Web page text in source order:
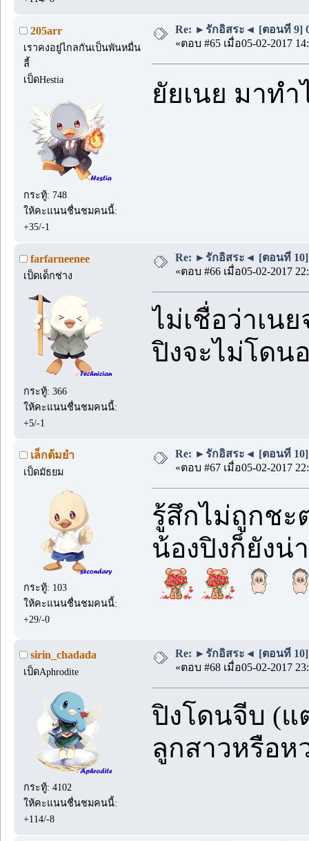
205arr
เราคงอยู่ไกลกันเป็นพันหมื่น
ลี้
เป็ดHestia
กระทู้: 748
ให้คะแนนชื่นชมคนนี้:
+35/-1
Re: ►รักอิสระ◄ [ตอนที่ 9]
«ตอบ #65 เมื่อ05-02-2017
ยัยเนย มาท
farfarneenee
เป็ดเด็กช่าง
กระทู้: 366
ให้คะแนนชื่นชมคนนี้:
+5/-1
Re: ►รักอิสระ◄ [ตอนที่ 10]
«ตอบ #66 เมื่อ05-02-2017
ไม่เชื่อว่าเน
ปิงจะไม่โดน
เล็กต้มยำ
เป็ดมัธยม
กระทู้: 103
ให้คะแนนชื่นชมคนนี้:
+29/-0
Re: ►รักอิสระ◄ [ตอนที่ 10]
«ตอบ #67 เมื่อ05-02-2017
รู้สึกไม่ถูกชะ
น้องปิงก็ยังน่
sirin_chadada
เป็ดAphrodite
กระทู้: 4102
ให้คะแนนชื่นชมคนนี้:
+114/-8
Re: ►รักอิสระ◄ [ตอนที่ 10]
«ตอบ #68 เมื่อ05-02-2017
ปิงโดนจีบ (แ
ลูกสาวหรือห